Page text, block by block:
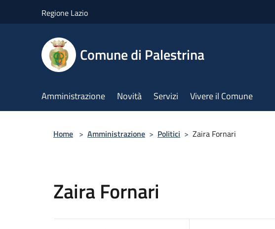
Regione Lazio
Comune di Palestrina
Amministrazione Novità Servizi Vivere il Comune
Home > Amministrazione > Politici > Zaira Fornari
Zaira Fornari